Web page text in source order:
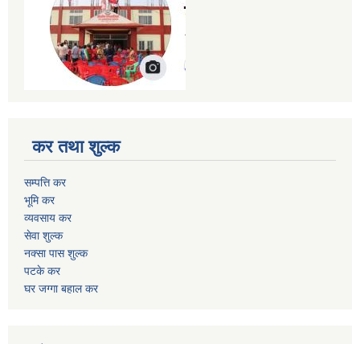
कर तथा शुल्क
सम्पत्ति कर
भूमि कर
व्यवसाय कर
सेवा शुल्क
नक्सा पास शुल्क
पटके कर
घर जग्गा बहाल कर